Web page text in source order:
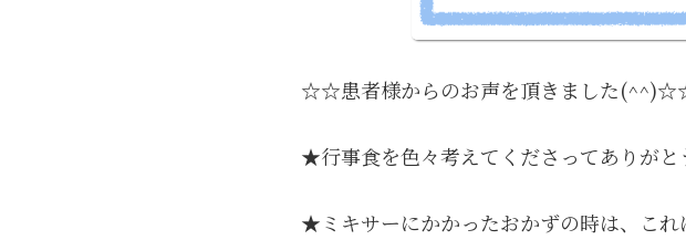
☆☆患者様からのお声を頂きました
★行事食を色々考えてくださってありがと
★ミキサーにかかったおかずの時は、こ